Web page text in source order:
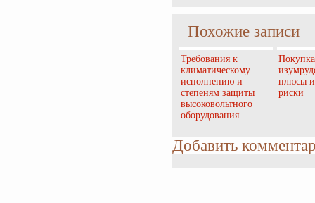
Похожие записи
Требования к
климатическому
исполнению и
степеням защиты
высоковольтного
оборудования
плюсы
риски
Добавить